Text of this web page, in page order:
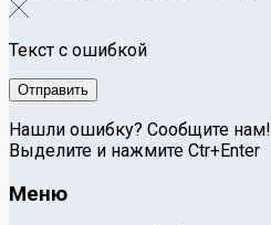
Текст с ошибкой
Нашли ошибку? Сообщите нам!
Выделите и нажмите Ctr+Enter
Меню